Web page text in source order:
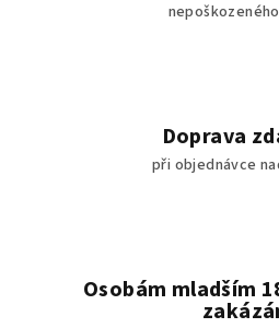
Doprava
při objednávce
Osobám mladším